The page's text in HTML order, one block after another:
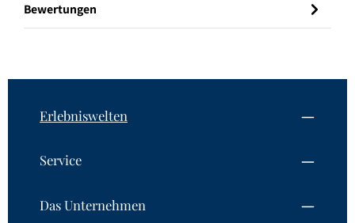
Bewertungen
Erlebniswelten
Service
Das Unternehmen